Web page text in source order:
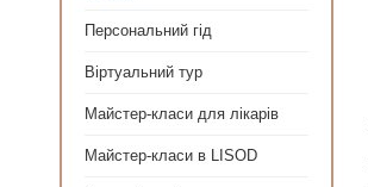
Персональний гід
Віртуальний тур
Майстер-класи для лікарів
Майстер-класи в LISOD